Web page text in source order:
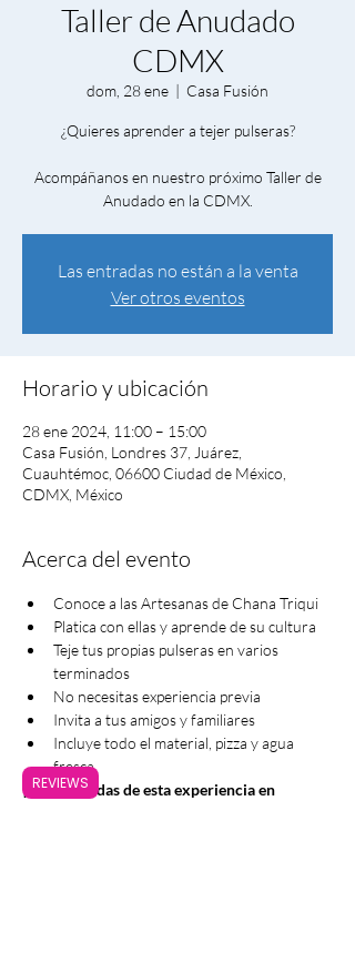
Taller de Anudado
CDMX
dom, 28 ene
  |
Casa Fusión
¿Quieres aprender a tejer pulseras?
Acompáñanos en nuestro próximo Taller de
Anudado en la CDMX.
Las entradas no están a la venta
Ver otros eventos
Horario y ubicación
28 ene 2024, 11:00 – 15:00
Casa Fusión, Londres 37, Juárez,
Cuauhtémoc, 06600 Ciudad de México,
CDMX, México
Acerca del evento
Conoce a las Artesanas de Chana Triqui
Platica con ellas y aprende de su cultura
Teje tus propias pulseras en varios
terminados
No necesitas experiencia previa
Invita a tus amigos y familiares
Incluye todo el material, pizza y agua
fresca
¡No te pierdas de esta experiencia en
REVIEWS